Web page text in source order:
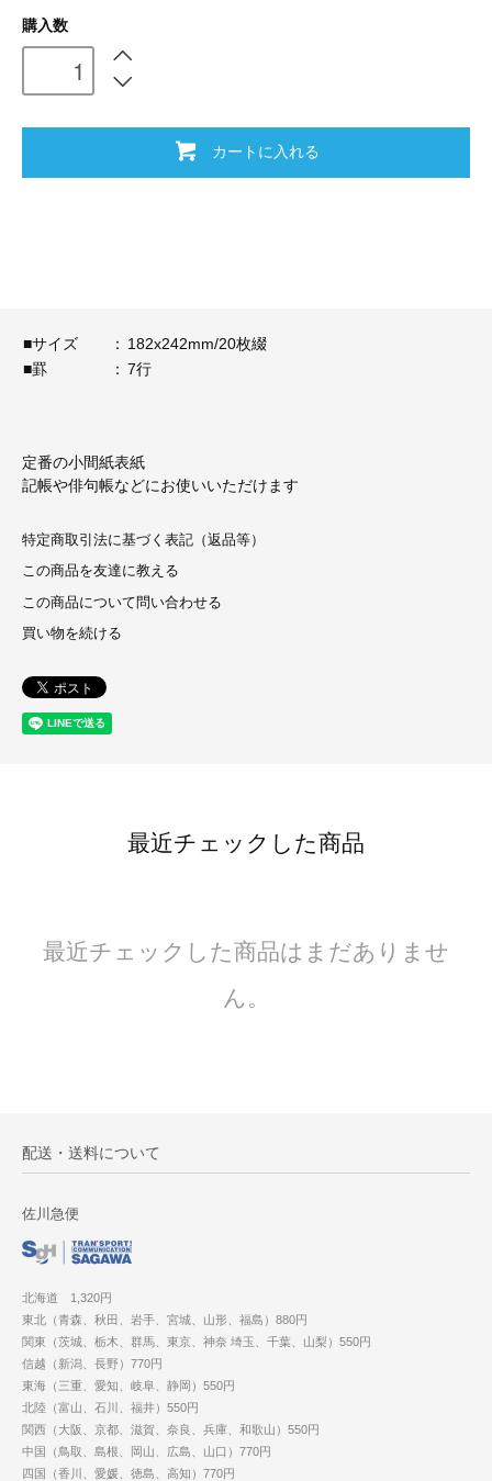
購入数
カートに入れる
■サイズ ： 182x242mm/20枚綴
■罫
： 7行
定番の小間紙表紙
記帳や俳句帳などにお使いいただけます
特定商取引法に基づく表記（返品等）
この商品を友達に教える
この商品について問い合わせる
買い物を続ける
最近チェックした商品
最近チェックした商品はまだありませ
ん。
配送・送料について
佐川急便
北海道 1,320円
東北（青森、秋田、岩手、宮城、山形、福島）880円
関東（茨城、栃木、群馬、東京、神奈 埼玉、千葉、山梨）550円
信越（新潟、長野）770円
東海（三重、愛知、岐阜、静岡）550円
北陸（富山、石川、福井）550円
関西（大阪、京都、滋賀、奈良、兵庫、和歌山）550円
中国（鳥取、島根、岡山、広島、山口）770円
四国（香川、愛媛、徳島、高知）770円